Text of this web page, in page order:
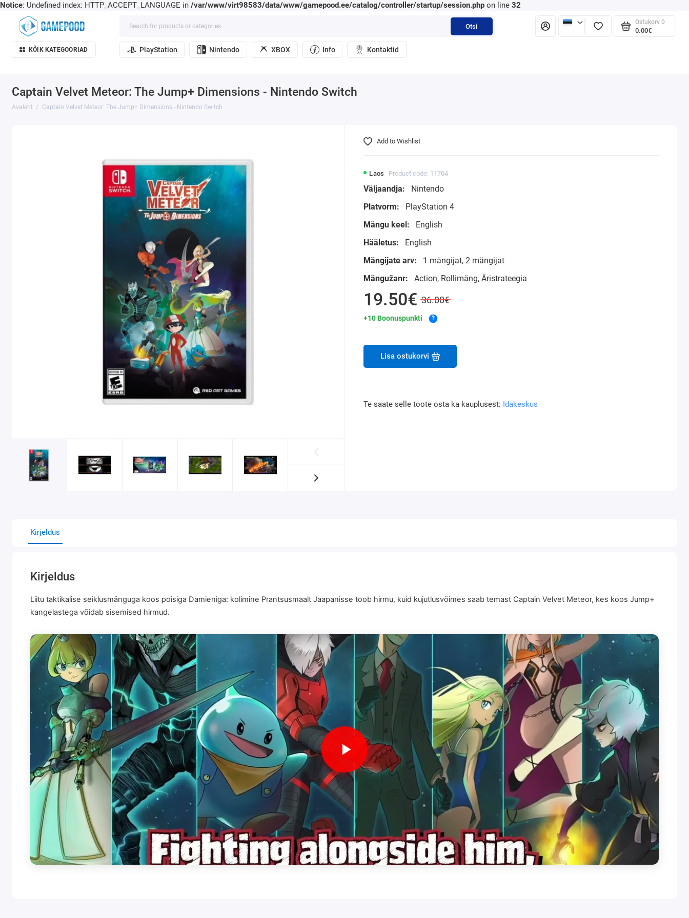
Notice: Undefined index: HTTP_ACCEPT_LANGUAGE in /var/www/virt98583/data/www/gamepood.ee/catalog/controller/startup/session.php on line 32
Otsi
Ostukorv 0
0.00€
KÕIK KATEGOORIAD PlayStation Nintendo XBOX Info Kontaktid
Captain Velvet Meteor: The Jump+ Dimensions - Nintendo Switch
Avaleht Captain Velvet Meteor: The Jump+ Dimensions - Nintendo Switch
Laos Product code: 11704
Väljaandja:
Nintendo
Platvorm:
PlayStation 4
Mängu keel:
English
Hääletus:
English
Mängijate arv:
1 mängijat, 2 mängijat
Mängužanr:
Action, Rollimäng, Äristrateegia
19.50€ 36.00€
+10 Boonuspunkti ?
Lisa ostukorvi
Add to Wishlist
Te saate selle toote osta ka kauplusest: Idakeskus
Kirjeldus
Kirjeldus
Liitu taktikalise seiklusmänguga koos poisiga Damieniga: kolimine Prantsusmaalt Jaapanisse toob hirmu, kuid kujutlusvõimes saab temast Captain Velvet Meteor, kes koos Jump+
kangelastega võidab sisemised hirmud.